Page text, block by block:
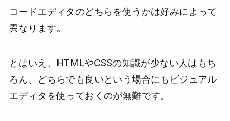
コードエディタのどちらを使うかは好みによって
異なります。
とはいえ、HTMLやCSSの知識が少ない人はもち
ろん、どちらでも良いという場合にもビジュアル
エディタを使っておくのが無難です。